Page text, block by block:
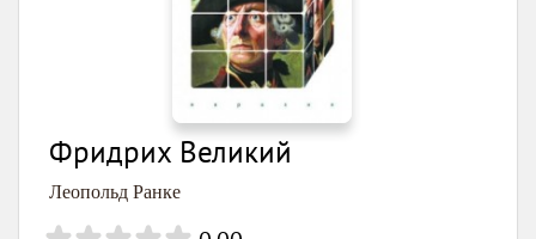
Фридрих Великий
Леопольд Ранке